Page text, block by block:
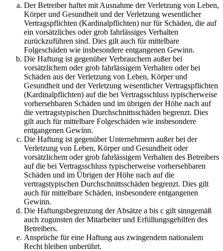
Der Betreiber haftet mit Ausnahme der Verletzung von Leben,
Körper und Gesundheit und der Verletzung wesentlicher
Vertragspflichten (Kardinalpflichten) nur für Schäden, die auf
ein vorsätzliches oder grob fahrlässiges Verhalten
zurückzuführen sind. Dies gilt auch für mittelbare
Folgeschäden wie insbesondere entgangenen Gewinn.
Die Haftung ist gegenüber Verbrauchern außer bei
vorsätzlichem oder grob fahrlässigem Verhalten oder bei
Schäden aus der Verletzung von Leben, Körper und
Gesundheit und der Verletzung wesentlicher Vertragspflichten
(Kardinalpflichten) auf die bei Vertragsschluss typischerweise
vorhersehbaren Schäden und im übrigen der Höhe nach auf
die vertragstypischen Durchschnittsschäden begrenzt. Dies
gilt auch für mittelbare Folgeschäden wie insbesondere
entgangenen Gewinn.
Die Haftung ist gegenüber Unternehmern außer bei der
Verletzung von Leben, Körper und Gesundheit oder
vorsätzlichem oder grob fahrlässigem Verhalten des Betreibers
auf die bei Vertragsschluss typischerweise vorhersehbaren
Schäden und im Übrigen der Höhe nach auf die
vertragstypischen Durchschnittsschäden begrenzt. Dies gilt
auch für mittelbare Schäden, insbesondere entgangenen
Gewinn.
Die Haftungsbegrenzung der Absätze a bis c gilt sinngemäß
auch zugunsten der Mitarbeiter und Erfüllungsgehilfen des
Betreibers.
Ansprüche für eine Haftung aus zwingendem nationalem
Recht bleiben unberührt.